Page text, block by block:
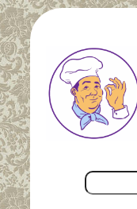
Перейти
к
содержимому
Поиск